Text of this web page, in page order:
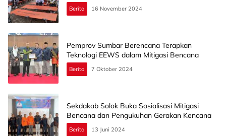
Berita 16 November 2024
Pemprov Sumbar Berencana Terapkan
Teknologi EEWS dalam Mitigasi Bencana
Berita 7 Oktober 2024
Sekdakab Solok Buka Sosialisasi Mitigasi
Bencana dan Pengukuhan Gerakan Kencana
Berita 13 Juni 2024